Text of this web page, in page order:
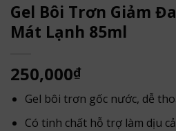
Gel Bôi Trơn Giảm
Mát Lạnh 85ml
250,000₫
Gel bôi trơn gốc nước, dễ
Có tinh chất hỗ trợ làm dịu